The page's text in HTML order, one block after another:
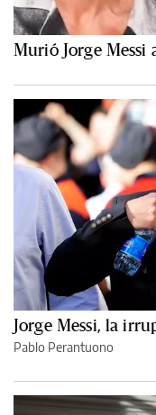
Murió Jorge Messi
Jorge Messi, la
Pablo Perantuono